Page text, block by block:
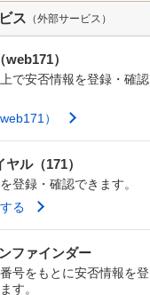
ス （外部サービス）
）
で安否情報を登録・確認
）
ル（171）
登録・確認できます。
る
ファインダー
号をもとに安否情報を登
す。